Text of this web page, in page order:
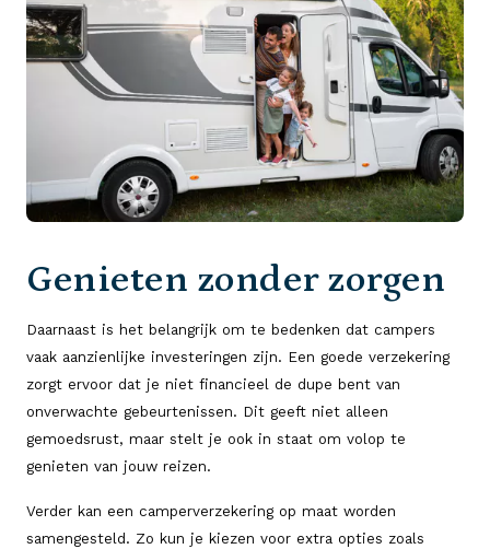
Genieten zonder zorgen
Daarnaast is het belangrijk om te bedenken dat campers
vaak aanzienlijke investeringen zijn. Een goede verzekering
zorgt ervoor dat je niet financieel de dupe bent van
onverwachte gebeurtenissen. Dit geeft niet alleen
gemoedsrust, maar stelt je ook in staat om volop te
genieten van jouw reizen.
Verder kan een camperverzekering op maat worden
samengesteld. Zo kun je kiezen voor extra opties zoals